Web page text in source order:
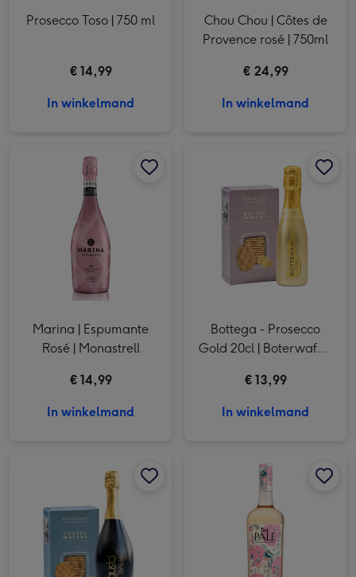
Prosecco Toso | 750 ml
€ 14,99
In winkelmand
Chou Chou | Côtes de
Provence rosé | 750ml
€ 24,99
In winkelmand
Marina | Espumante
Rosé | Monastrell
€ 14,99
In winkelmand
Bottega - Prosecco
Gold 20cl | Boterwafels
€ 13,99
In winkelmand